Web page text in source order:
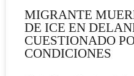
MIGRANTE
DE ICE EN
CUESTIONADO
CONDICIONES